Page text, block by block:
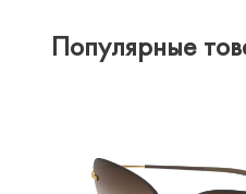
Популярные